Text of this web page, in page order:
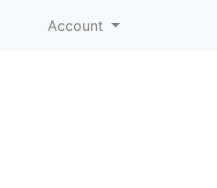
Account